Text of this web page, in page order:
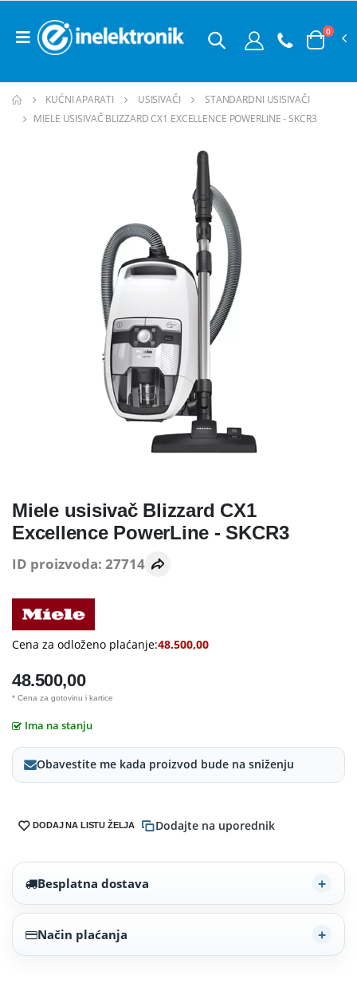
0
KUĆNI APARATI USISIVAČI
STANDARDNI USISIVAČI
MIELE USISIVAČ BLIZZARD CX1 EXCELLENCE POWERLINE - SKCR3
Miele usisivač Blizzard CX1
Excellence PowerLine - SKCR3
ID proizvoda: 27714
Cena za odloženo plaćanje:48.500,00
48.500,00
* Cena za gotovinu i kartice
Ima na stanju
Obavestite me kada proizvod bude na sniženju
DODAJ NA LISTU ŽELJA Dodajte na uporednik
Besplatna dostava
Način plaćanja